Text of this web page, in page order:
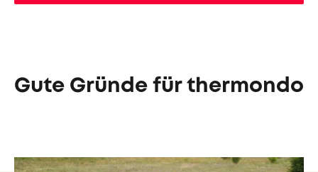
Gute Gründe für thermondo